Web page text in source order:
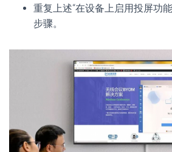
重复上述“在设备上启用投屏功
步骤。